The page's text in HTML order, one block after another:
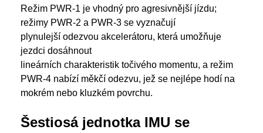
Režim PWR-1 je vhodný pro agresivnější jízdu;
režimy PWR-2 a PWR-3 se vyznačují
plynulejší odezvou akcelerátoru, která umožňuje
jezdci dosáhnout
lineárních charakteristik točivého momentu, a režim
PWR-4 nabízí měkčí odezvu, jež se nejlépe hodí na
mokrém nebo kluzkém povrchu.
Šestiosá jednotka IMU se